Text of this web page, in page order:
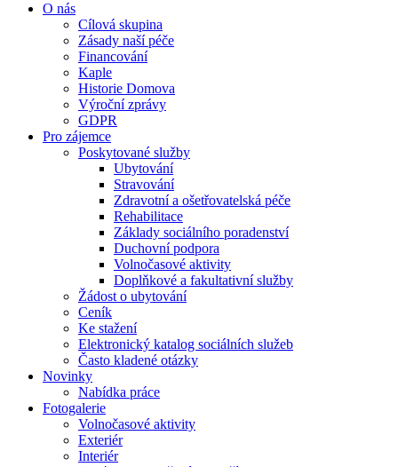
O nás
Cílová skupina
Zásady naší péče
Financování
Kaple
Historie Domova
Výroční zprávy
GDPR
Pro zájemce
Poskytované služby
Ubytování
Stravování
Zdravotní a ošetřovatelská péče
Rehabilitace
Základy sociálního poradenství
Duchovní podpora
Volnočasové aktivity
Doplňkové a fakultativní služby
Žádost o ubytování
Ceník
Ke stažení
Elektronický katalog sociálních služeb
Často kladené otázky
Novinky
Nabídka práce
Fotogalerie
Volnočasové aktivity
Exteriér
Interiér